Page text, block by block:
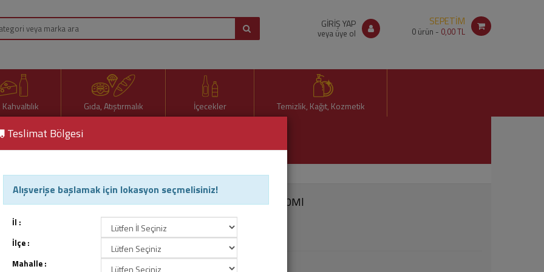
GİRİŞ YAP
veya üye ol
SEPETİM
0 ürün - 0,00 TL
Gıda, Atıştırmalık İçecekler Temizlik, Kağıt, Kozmetik
Omo Sıvı Deterjan Oxygen 1500Ml
Ürün Kodu : 89975
Teslimat Bölgesi
Alışverişe başlamak için lokasyon seçmelisiniz!
İl :
İlçe :
Mahalle :